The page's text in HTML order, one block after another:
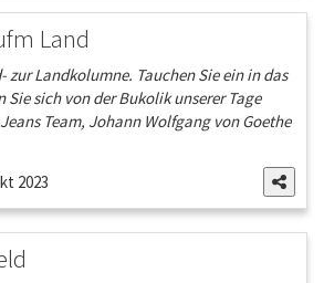
Land
zur Landkolumne. Tauchen Sie ein in das
Sie sich von der Bukolik unserer Tage
Team, Johann Wolfgang von Goethe
2023